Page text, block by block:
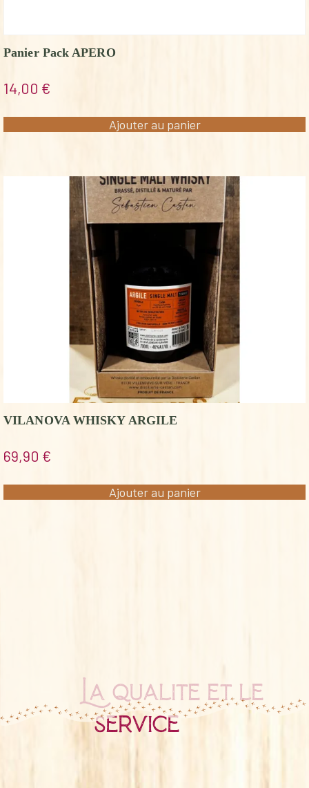
Panier Pack APERO
14,00 €
Ajouter au panier
VILANOVA WHISKY ARGILE
69,90 €
Ajouter au panier
La qualité et le
service